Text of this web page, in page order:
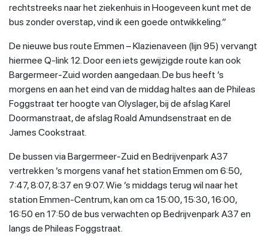
rechtstreeks naar het ziekenhuis in Hoogeveen kunt met de
bus zonder overstap, vind ik een goede ontwikkeling.”
De nieuwe bus route Emmen – Klazienaveen (lijn 95) vervangt
hiermee Q-link 12. Door een iets gewijzigde route kan ook
Bargermeer-Zuid worden aangedaan. De bus heeft ’s
morgens en aan het eind van de middag haltes aan de Phileas
Foggstraat ter hoogte van Olyslager, bij de afslag Karel
Doormanstraat, de afslag Roald Amundsenstraat en de
James Cookstraat.
De bussen via Bargermeer-Zuid en Bedrijvenpark A37
vertrekken ’s morgens vanaf het station Emmen om 6:50,
7:47, 8:07, 8:37 en 9:07. Wie ’s middags terug wil naar het
station Emmen-Centrum, kan om ca 15:00, 15:30, 16:00,
16:50 en 17:50 de bus verwachten op Bedrijvenpark A37 en
langs de Phileas Foggstraat.